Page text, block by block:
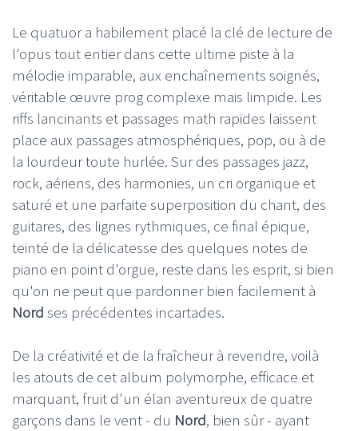
Le quatuor a habilement placé la clé de lecture de
l'opus tout entier dans cette ultime piste à la
mélodie imparable, aux enchaînements soignés,
véritable œuvre prog complexe mais limpide. Les
riffs lancinants et passages math rapides laissent
place aux passages atmosphériques, pop, ou à de
la lourdeur toute hurlée. Sur des passages jazz,
rock, aériens, des harmonies, un cri organique et
saturé et une parfaite superposition du chant, des
guitares, des lignes rythmiques, ce final épique,
teinté de la délicatesse des quelques notes de
piano en point d'orgue, reste dans les esprit, si bien
qu'on ne peut que pardonner bien facilement à
Nord ses précédentes incartades.
De la créativité et de la fraîcheur à revendre, voilà
les atouts de cet album polymorphe, efficace et
marquant, fruit d'un élan aventureux de quatre
garçons dans le vent - du Nord, bien sûr - ayant